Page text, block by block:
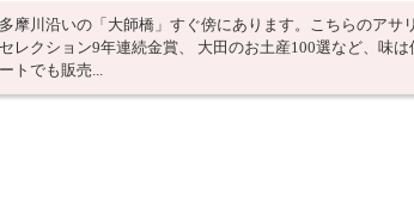
摩川沿いの「大師橋」すぐ傍にあります。こちらのアサ
レクション9年連続金賞、 大田のお土産100選など、味は
トでも販売...